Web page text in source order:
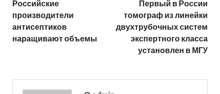
Российские
производители
антисептиков
наращивают объемы
Первый в России
томограф из линейки
двухтрубочных систем
экспертного класса
установлен в МГУ